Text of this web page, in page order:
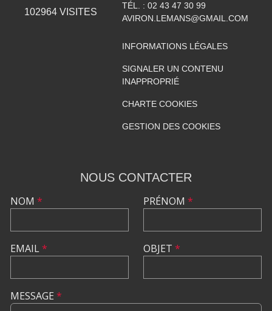
102964 VISITES
TÉL. : 02 43 47 30 99
AVIRON.LEMANS@GMAIL.COM
INFORMATIONS LÉGALES
SIGNALER UN CONTENU
INAPPROPRIÉ
CHARTE COOKIES
GESTION DES COOKIES
NOUS CONTACTER
NOM *
EMAIL*
PRÉNOM *
OBJET *
MESSAGE *